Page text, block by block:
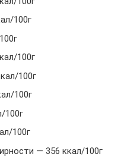
100г
100г
100г
100г
100г
100г
— 356 ккал/100г